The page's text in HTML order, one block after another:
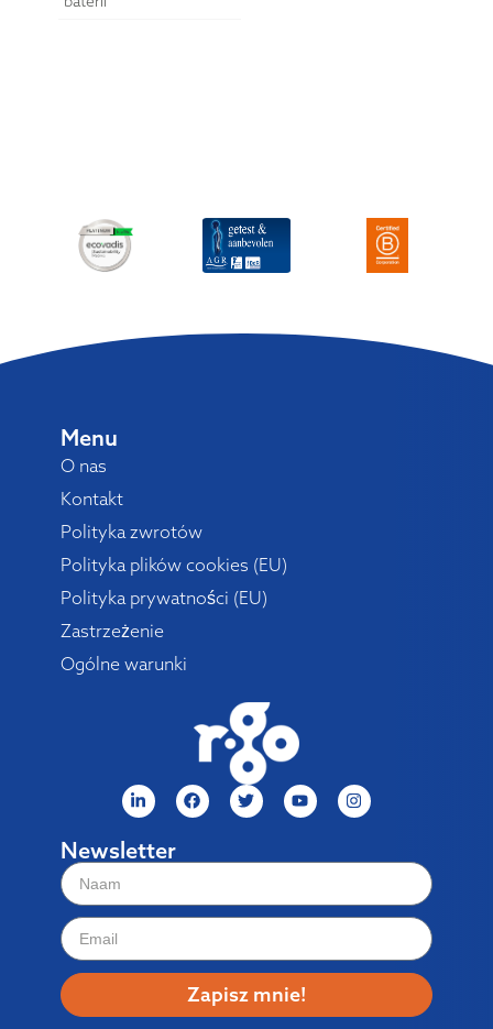
Menu
O nas
Kontakt
Polityka zwrotów
Polityka plików cookies (EU)
Polityka prywatności (EU)
Zastrzeżenie
Ogólne warunki
Newsletter
Zapisz mnie!